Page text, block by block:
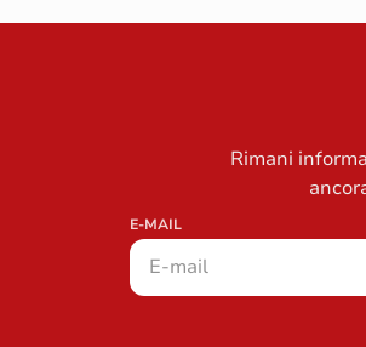
Rimani
E-MAIL